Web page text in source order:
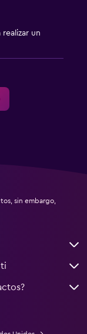
realizar un
sin embargo,